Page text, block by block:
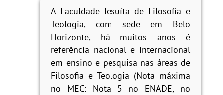
A Faculdade Jesuíta de Filosofia e
Teologia, com sede em Belo
Horizonte, há muitos anos é
referência nacional e internacional
em ensino e pesquisa nas áreas de
Filosofia e Teologia (Nota máxima
no MEC: Nota 5 no ENADE, no